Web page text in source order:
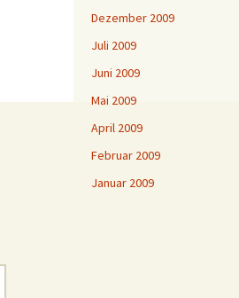
Dezember 2009
Juli 2009
Juni 2009
Mai 2009
April 2009
Februar 2009
Januar 2009